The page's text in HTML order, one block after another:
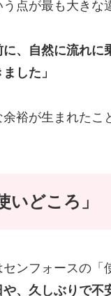
点が最も大きな
に、自然に流れ
した」
裕が生まれた
いどころ」
ンフォースの「
、久しぶりで不